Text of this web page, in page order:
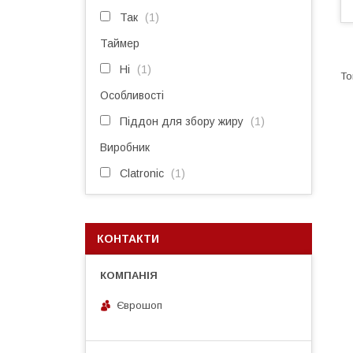
Так 1
Таймер
Ні 1
Особливості
Піддон для збору жиру 1
Виробник
Clatronic 1
КОНТАКТИ
Єврошоп